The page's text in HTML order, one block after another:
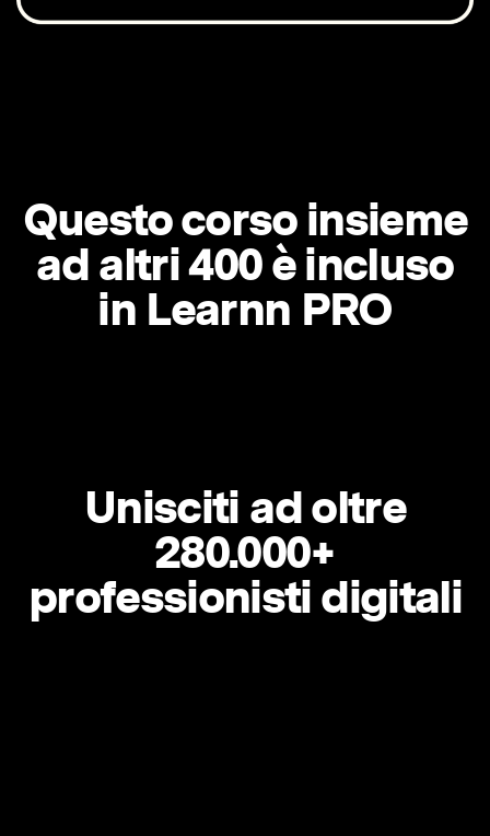
Questo corso insieme
ad altri 400 è incluso
in Learnn PRO
Unisciti ad oltre
280.000+
professionisti digitali